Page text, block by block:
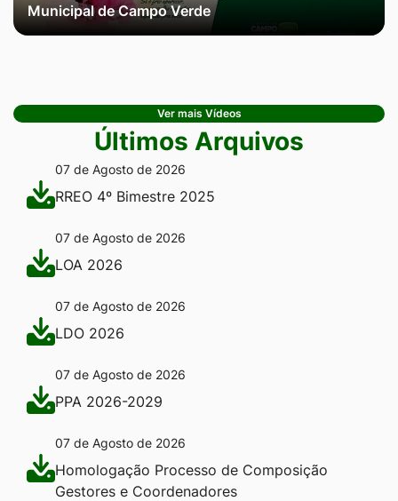
Municipal de Campo Verde
Ver mais Vídeos
Últimos Arquivos
07 de Agosto de 2026
RREO 4º Bimestre 2025
07 de Agosto de 2026
LOA 2026
07 de Agosto de 2026
LDO 2026
07 de Agosto de 2026
PPA 2026-2029
07 de Agosto de 2026
Homologação Processo de Composição
Gestores e Coordenadores